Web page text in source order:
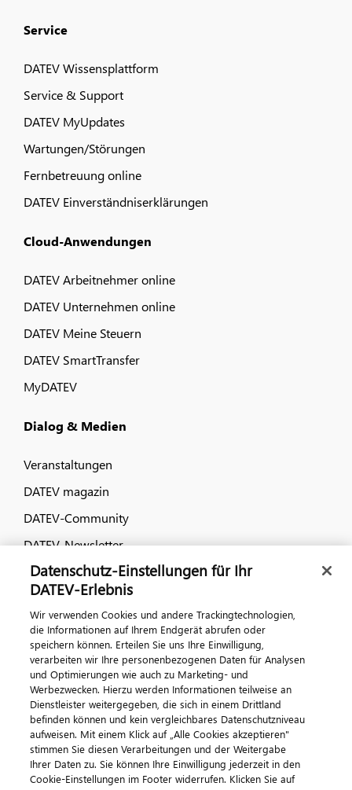
Service
DATEV Wissensplattform
Service & Support
DATEV MyUpdates
Wartungen/Störungen
Fernbetreuung online
DATEV Einverständniserklärungen
Cloud-Anwendungen
DATEV Arbeitnehmer online
DATEV Unternehmen online
DATEV Meine Steuern
DATEV SmartTransfer
MyDATEV
Dialog & Medien
Veranstaltungen
DATEV magazin
DATEV-Community
DATEV-Newsletter
Kontaktieren Sie uns
© 2026 DATEV eG
ImpressumDatenschutzAGB Kontakt
Cookie-Einstellungen
Datenschutz-Einstellungen für Ihr
DATEV-Erlebnis
Wir verwenden Cookies und andere Trackingtechnologien,
die Informationen auf Ihrem Endgerät abrufen oder
speichern können. Erteilen Sie uns Ihre Einwilligung,
verarbeiten wir Ihre personenbezogenen Daten für Analysen
und Optimierungen wie auch zu Marketing- und
Werbezwecken. Hierzu werden Informationen teilweise an
Dienstleister weitergegeben, die sich in einem Drittland
befinden können und kein vergleichbares Datenschutzniveau
aufweisen. Mit einem Klick auf „Alle Cookies akzeptieren"
stimmen Sie diesen Verarbeitungen und der Weitergabe
Ihrer Daten zu. Sie können Ihre Einwilligung jederzeit in den
Cookie-Einstellungen im Footer widerrufen. Klicken Sie auf